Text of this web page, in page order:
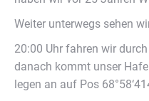
Weiter unterwegs sehen
20:00 Uhr fahren wir
danach kommt unser
legen an auf Pos